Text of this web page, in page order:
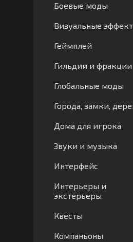
Боевые моды
Визуальные
Геймплей
Гильдии и фракции
Глобальные моды
Города, замки,
Дома для игрока
Звуки и музыка
Интерфейс
Интерьеры и
экстерьеры
Квесты
Компаньоны